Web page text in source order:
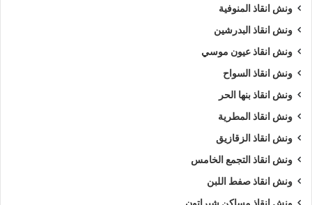
ونش انقاذ المنوفية
ونش انقاذ البدرشين
ونش انقاذ عيون موسي
ونش انقاذ السواح
ونش انقاذ بنها الحر
ونش انقاذ المطرية
ونش انقاذ الزقازيق
ونش انقاذ التجمع الخامس
ونش انقاذ صفط اللبن